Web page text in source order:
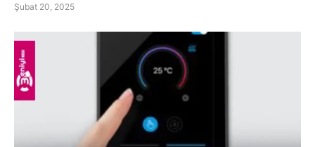
Şubat 20, 2025